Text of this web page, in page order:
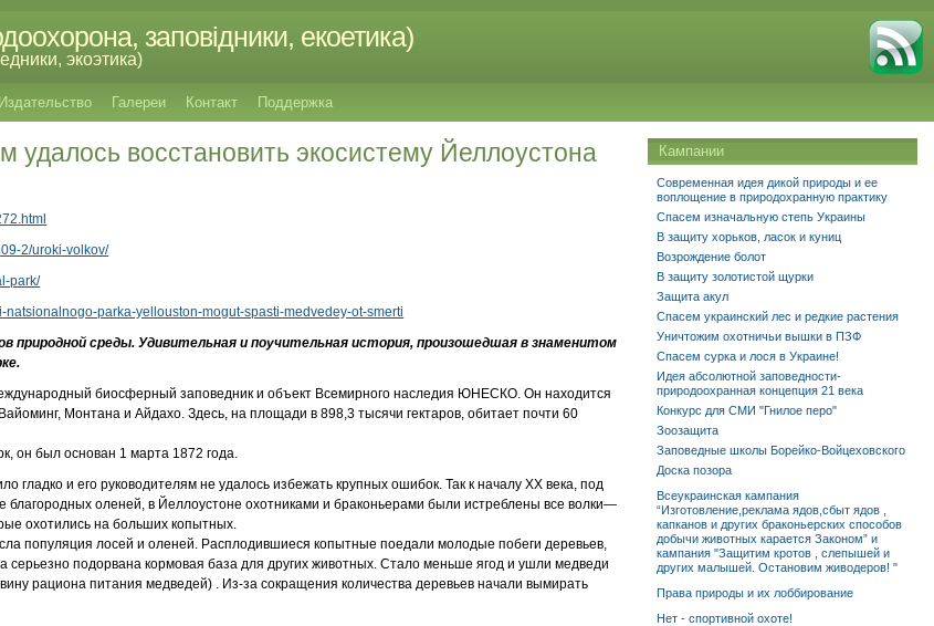
заповідники, екоетика)
экоэтика)
Издательство Галереи Контакт Поддержка
удалось восстановить экосистему Йеллоустона
2/uroki-volkov/
park/
natsionalnogo-parka-yellouston-mogut-spasti-medvedey-ot-smerti
природной среды. Удивительная и поучительная история, произошедшая в знаменитом
биосферный заповедник и объект Всемирного наследия ЮНЕСКО. Он находится
Монтана и Айдахо. Здесь, на площади в 898,3 тысячи гектаров, обитает почти 60
он был основан 1 марта 1872 года.
гладко и его руководителям не удалось избежать крупных ошибок. Так к началу ХХ века, под
оленей, в Йеллоустоне охотниками и браконьерами были истреблены все волки—
охотились на больших копытных.
популяция лосей и оленей. Расплодившиеся копытные поедали молодые побеги деревьев,
серьезно подорвана кормовая база для других животных. Стало меньше ягод и ушли медведи
рациона питания медведей) . Из-за сокращения количества деревьев начали вымирать
Кампании
Современная идея дикой природы и ее
воплощение в природохранную практику
Спасем изначальную степь Украины
В защиту хорьков, ласок и куниц
Возрождение болот
В защиту золотистой щурки
Защита акул
Спасем украинский лес и редкие растения
Уничтожим охотничьи вышки в ПЗФ
Спасем сурка и лося в Украине!
Идея абсолютной заповедности-
природоохранная концепция 21 века
Конкурс для СМИ "Гнилое перо"
Зоозащита
Заповедные школы Борейко-Войцеховского
Доска позора
Всеукраинская кампания
“Изготовление,реклама ядов,сбыт ядов ,
капканов и других браконьерских способов
добычи животных карается Законом” и
кампания "Защитим кротов , слепышей и
других малышей. Остановим живодеров! "
Права природы и их лоббирование
Нет - спортивной охоте!